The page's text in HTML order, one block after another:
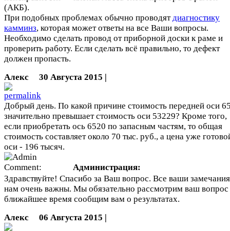
(АКБ).
При подобных проблемах обычно проводят диагностику
камминз, которая может ответы на все Ваши вопросы.
Необходимо сделать провод от приборной доски к раме и
проверить работу. Если сделать всё правильно, то дефект
должен пропасть.
Алекс
30 Августа 2015 |
Добрый день. По какой причине стоимость передней оси
значительно превышает стоимость оси 53229? Кроме того,
если приобретать ось 6520 по запасным частям, то общая
стоимость составляет около 70 тыс. руб., а цена уже
оси - 196 тысяч.
Администрация:
Здравствуйте! Спасибо за Ваш вопрос. Все ваши замечания
нам очень важны. Мы обязательно рассмотрим ваш вопрос
ближайшее время сообщим вам о результатах.
Алекс
06 Августа 2015 |